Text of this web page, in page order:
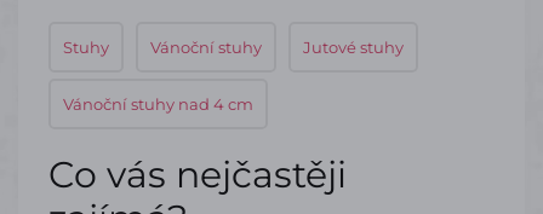
Stuhy Vánoční stuhy Jutové stuhy
Vánoční stuhy nad 4 cm
Co vás nejčastěji